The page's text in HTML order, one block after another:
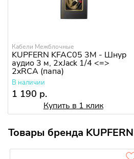
Кабели Межблочные
KUPFERN KFAC05 3M - Шнур
аудио 3 м, 2хJack 1/4 <=>
2xRCA (папа)
В наличии
1 190 р.
Купить в 1 клик
Товары бренда KUPFERN